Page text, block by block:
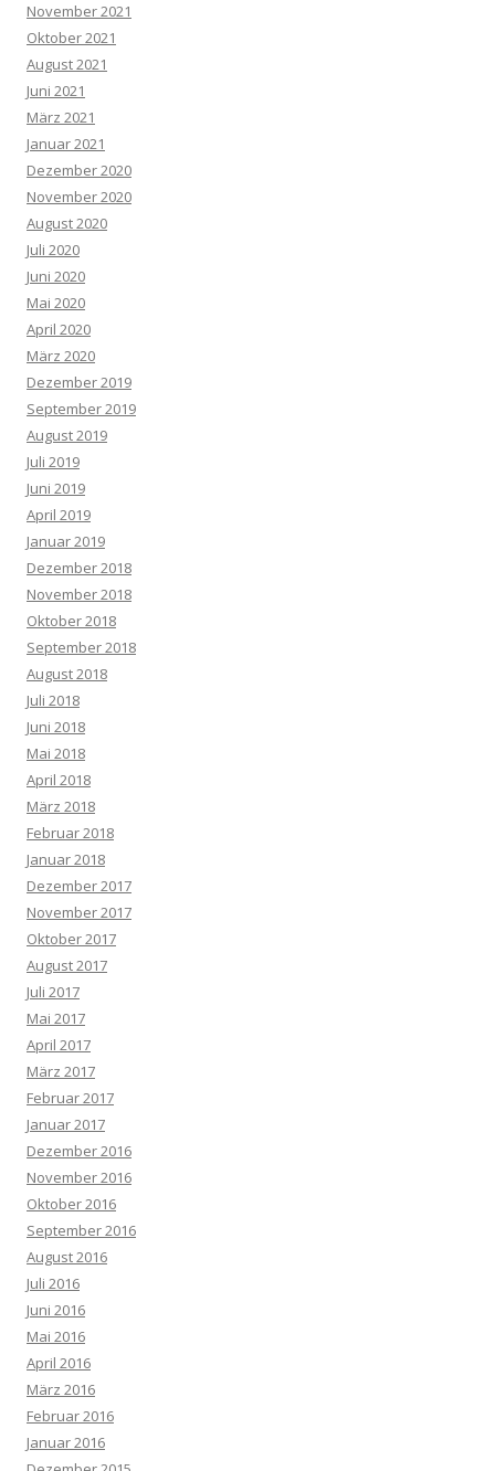
November 2021
Oktober 2021
August 2021
Juni 2021
März 2021
Januar 2021
Dezember 2020
November 2020
August 2020
Juli 2020
Juni 2020
Mai 2020
April 2020
März 2020
Dezember 2019
September 2019
August 2019
Juli 2019
Juni 2019
April 2019
Januar 2019
Dezember 2018
November 2018
Oktober 2018
September 2018
August 2018
Juli 2018
Juni 2018
Mai 2018
April 2018
März 2018
Februar 2018
Januar 2018
Dezember 2017
November 2017
Oktober 2017
August 2017
Juli 2017
Mai 2017
April 2017
März 2017
Februar 2017
Januar 2017
Dezember 2016
November 2016
Oktober 2016
September 2016
August 2016
Juli 2016
Juni 2016
Mai 2016
April 2016
März 2016
Februar 2016
Januar 2016